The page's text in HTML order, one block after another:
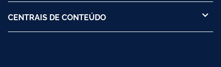
CENTRAIS DE CONTEÚDO